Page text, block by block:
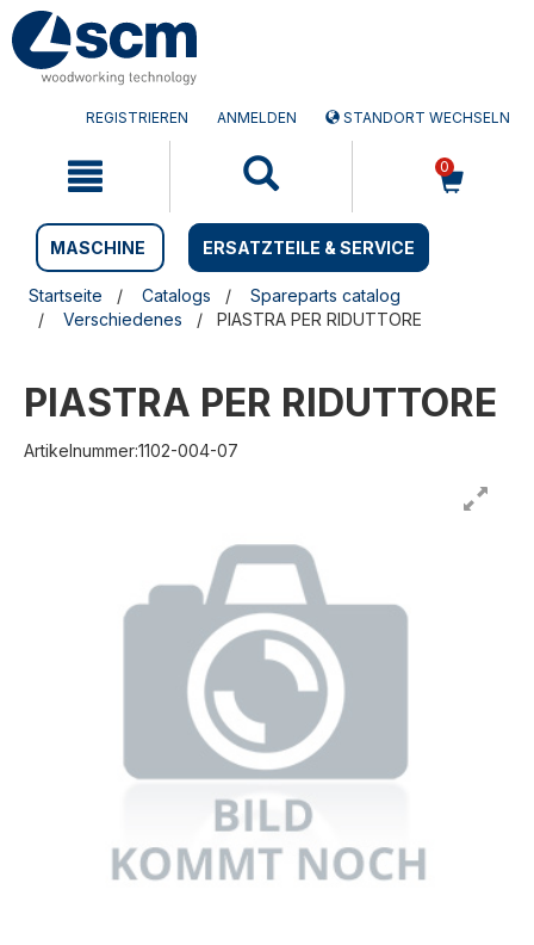
Zum
Inhalt
springen
Zum
Navigationsmen�
springen
REGISTRIEREN ANMELDEN STANDORT WECHSELN
0
MASCHINE ERSATZTEILE & SERVICE
Startseite Catalogs
Spareparts catalog
Verschiedenes
PIASTRA PER RIDUTTORE
PIASTRA PER RIDUTTORE
Artikelnummer:1102-004-07